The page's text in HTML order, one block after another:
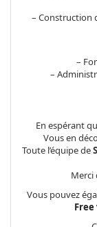
– Construction
–
–
En espérant
Vous en
Toute l’équipe de
Merci
Vous pouvez